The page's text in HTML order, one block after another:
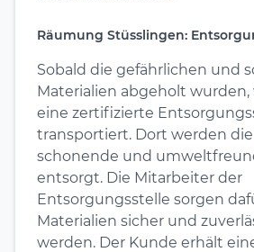
Räumung Stüsslingen:
Sobald die gefährlichen und
Materialien abgeholt wurden,
eine zertifizierte
transportiert. Dort werden
schonende und
entsorgt. Die Mitarbeiter der
Entsorgungsstelle sorgen
Materialien sicher und
werden. Der Kunde erhält